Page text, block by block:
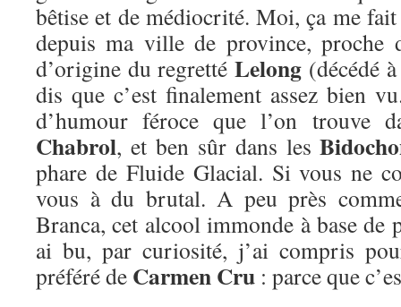
bêtise et de médiocrité. Moi, ça me
depuis ma ville de province, proche
d’origine du regrettéLelong (décédé
dis que c’est finalement assez bien
d’humour féroce que l’on trouve
Chabrol, et ben sûr dans les
phare de Fluide Glacial. Si vous ne
vous à du brutal. A peu près
Branca, cet alcool immonde à base de
ai bu, par curiosité, j’ai compris
préféré de Carmen Cru : parce que